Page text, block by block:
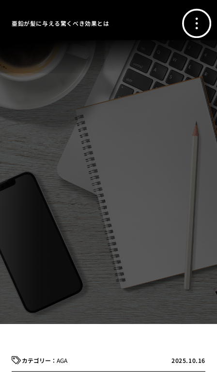
亜鉛が髪に与える驚くべき効果とは
2025.10.16
AGA